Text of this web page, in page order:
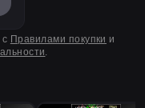
Правилами покупки и
.